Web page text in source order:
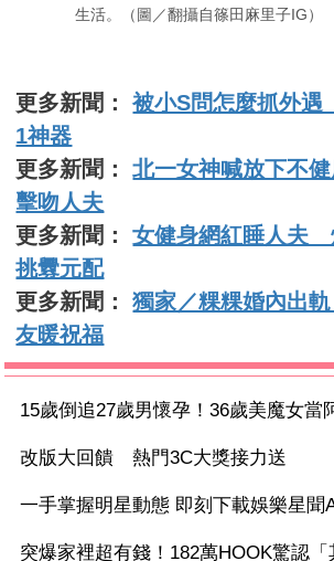
生活。（圖／翻攝自篠田麻里子IG）
更多新聞：被小S問怎麼抓外
1神器
更多新聞：北一女神喊放下不
擊吻人夫
更多新聞：女健身網紅睡人夫
挑釁元配
更多新聞：獨家／粿粿婚內出
友暖祝福
15歲倒追27歲男懷孕！36歲美魔女當
改版大回饋 熱門3C大獎接力送
一手掌握明星動態 即刻下載娛樂星聞
突爆家裡超有錢！182萬HOOK驚認「